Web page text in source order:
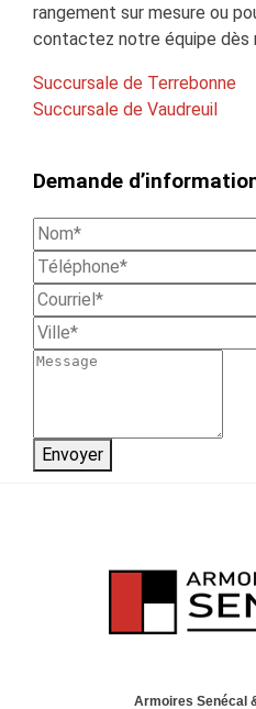
rangement sur mesure ou
contactez notre équipe dès
Succursale de Terrebonne
Succursale de Vaudreuil
Demande
Envoyer
Armoires Senécal